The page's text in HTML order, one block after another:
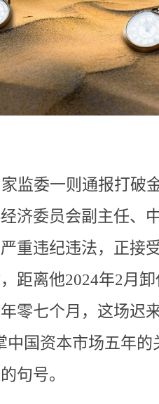
监委一则通报打破
济委员会副主任、
重违纪违法，正接
距离他2024年2月
零七个月，这场迟
中国资本市场五年的
句号。